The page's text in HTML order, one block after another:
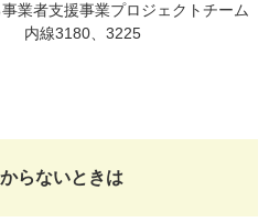
業者支援事業プロジェクトチーム
内線3180、3225
らないときは